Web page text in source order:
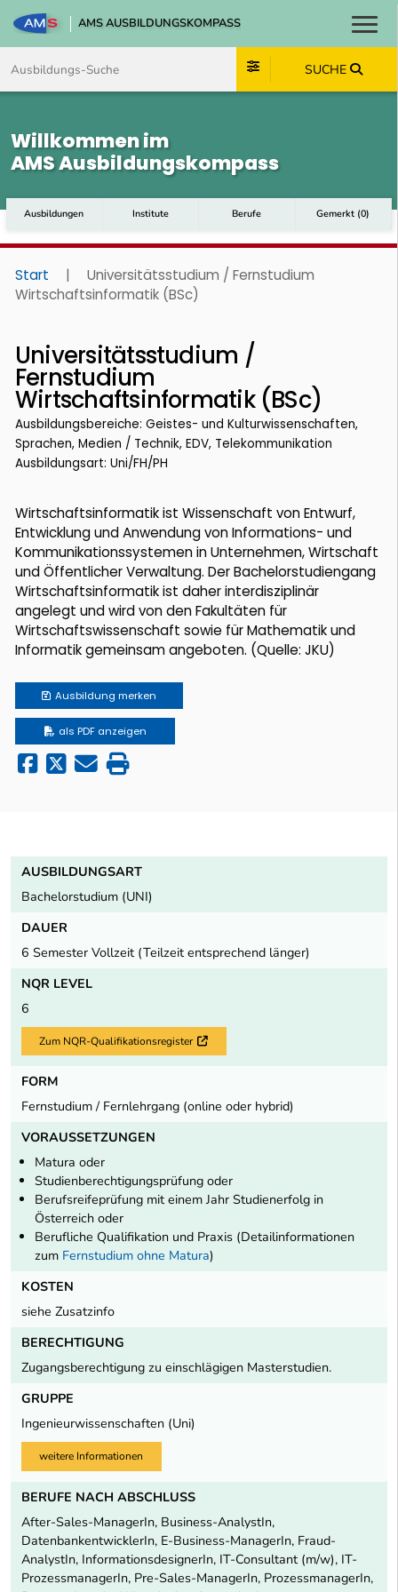
AMS AUSBILDUNGSKOMPASS
SUCHE
Willkommen im
AMS Ausbildungskompass
Ausbildungen Institute Berufe Gemerkt (0)
Start |
Universitätsstudium / Fernstudium
Wirtschaftsinformatik (BSc)
Universitätsstudium /
Fernstudium
Wirtschaftsinformatik (BSc)
Ausbildungsbereiche: Geistes- und Kulturwissenschaften,
Sprachen, Medien / Technik, EDV, Telekommunikation
Ausbildungsart: Uni/FH/PH
Wirtschaftsinformatik ist Wissenschaft von Entwurf,
Entwicklung und Anwendung von Informations- und
Kommunikationssystemen in Unternehmen, Wirtschaft
und Öffentlicher Verwaltung. Der Bachelorstudiengang
Wirtschaftsinformatik ist daher interdisziplinär
angelegt und wird von den Fakultäten für
Wirtschaftswissenschaft sowie für Mathematik und
Informatik gemeinsam angeboten. (Quelle: JKU)
Ausbildung merken
als PDF anzeigen
AUSBILDUNGSART
Bachelorstudium (UNI)
DAUER
6 Semester Vollzeit (Teilzeit entsprechend länger)
NQR LEVEL
6
Zum NQR-Qualifikationsregister Externer Link
FORM
Fernstudium / Fernlehrgang (online oder hybrid)
VORAUSSETZUNGEN
Matura oder
Studienberechtigungsprüfung oder
Berufsreifeprüfung mit einem Jahr Studienerfolg in
Österreich oder
Berufliche Qualifikation und Praxis (Detailinformationen
zum Fernstudium ohne Matura)
KOSTEN
siehe Zusatzinfo
BERECHTIGUNG
Zugangsberechtigung zu einschlägigen Masterstudien.
GRUPPE
Ingenieurwissenschaften (Uni)
weitere Informationen
BERUFE NACH ABSCHLUSS
After-Sales-ManagerIn, Business-AnalystIn,
DatenbankentwicklerIn, E-Business-ManagerIn, Fraud-
AnalystIn, InformationsdesignerIn, IT-Consultant (m/w), IT-
ProzessmanagerIn, Pre-Sales-ManagerIn, ProzessmanagerIn,